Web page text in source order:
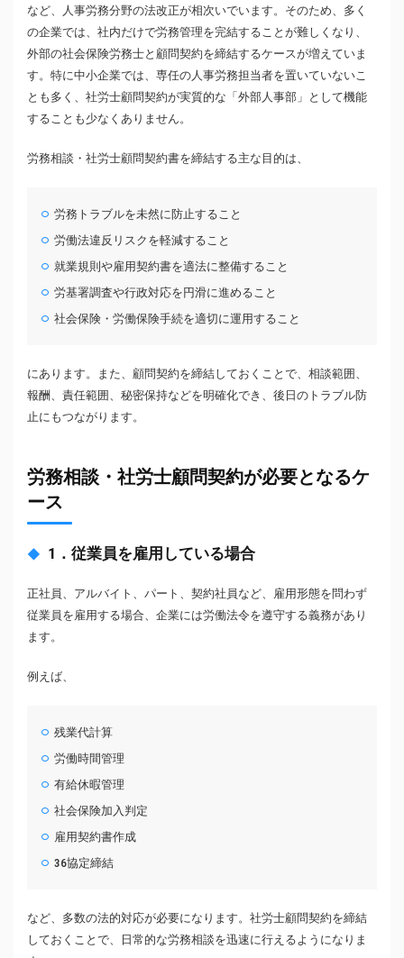
など、人事労務分野の法改正が相次いでいます。そのため、多く
の企業では、社内だけで労務管理を完結することが難しくなり、
外部の社会保険労務士と顧問契約を締結するケースが増えていま
す。特に中小企業では、専任の人事労務担当者を置いていないこ
とも多く、社労士顧問契約が実質的な「外部人事部」として機能
することも少なくありません。
労務相談・社労士顧問契約書を締結する主な目的は、
労務トラブルを未然に防止すること
労働法違反リスクを軽減すること
就業規則や雇用契約書を適法に整備すること
労基署調査や行政対応を円滑に進めること
社会保険・労働保険手続を適切に運用すること
にあります。また、顧問契約を締結しておくことで、相談範囲、
報酬、責任範囲、秘密保持などを明確化でき、後日のトラブル防
止にもつながります。
労務相談・社労士顧問契約が必要となるケ
ース
1．従業員を雇用している場合
正社員、アルバイト、パート、契約社員など、雇用形態を問わず
従業員を雇用する場合、企業には労働法令を遵守する義務があり
ます。
例えば、
残業代計算
労働時間管理
有給休暇管理
社会保険加入判定
雇用契約書作成
36協定締結
など、多数の法的対応が必要になります。社労士顧問契約を締結
しておくことで、日常的な労務相談を迅速に行えるようになりま